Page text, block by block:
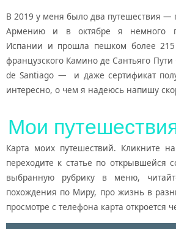
В 2019 у меня было два путешествия —
Армению и в октябре я немного
Испании и прошла пешком более
французского Камино де Сантьяго Пути
de Santiago — и даже сертификат
интересно, о чем я надеюсь напишу
Мои
Карта моих путешествий. Кликните
переходите к статье по
выбранную рубрику в меню,
похождения по Миру, про жизнь в
просмотре с телефона карта откроется